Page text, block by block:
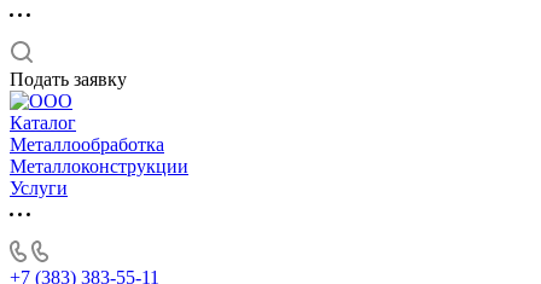
Подать заявку
Каталог
Металлообработка
Металлоконструкции
Услуги
+7 (383) 383-55-11